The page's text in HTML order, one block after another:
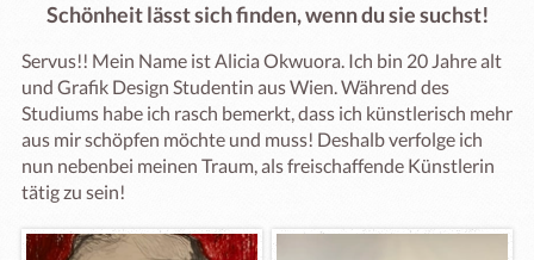
Schönheit lässt sich finden, wenn du sie suchst!
Servus!! Mein Name ist Alicia Okwuora. Ich bin 20 Jahre alt
und Grafik Design Studentin aus Wien. Während des
Studiums habe ich rasch bemerkt, dass ich künstlerisch mehr
aus mir schöpfen möchte und muss! Deshalb verfolge ich
nun nebenbei meinen Traum, als freischaffende Künstlerin
tätig zu sein!